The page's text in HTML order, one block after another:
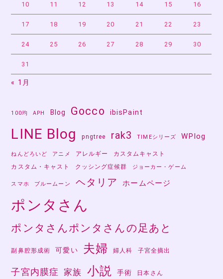
10 11 12 13 14 15 16
17 18 19 20 21 22 23
24 25 26 27 28 29 30
31
« 1月
100均 APH Blog Gocco ibisPaint
LINE Blog pngtree rak3 TIMEシリーズ WPlog
ねんどろいど アニメ アレルギー
カスタムキャスト
カスタム・キャスト
クッシング症候群 ジョーカー・ゲーム
スマホ ブルームーン ヘタリア ホームページ
ポンタさん
ポンタさんポンタさんの足あと
副鼻腔形成術 可愛い 夫婦 婦人科 子宮全摘出
子宮内膜症 家族 小説 手術 日本さん